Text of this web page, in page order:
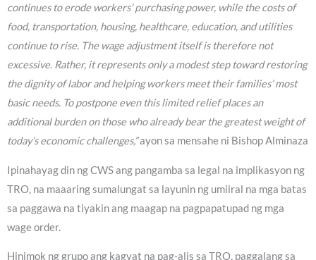
continues to erode workers’ purchasing power, while the costs of
food, transportation, housing, healthcare, education, and utilities
continue to rise. The wage adjustment itself is therefore not
excessive. Rather, it represents only a modest step toward restoring
the dignity of labor and helping workers meet their families’ most
basic needs. To postpone even this limited relief places an
additional burden on those who already bear the greatest weight of
today’s economic challenges,”ayon sa mensahe ni Bishop Alminaza
Ipinahayag din ng CWS ang pangamba sa legal na implikasyon ng
TRO, na maaaring sumalungat sa layunin ng umiiral na mga batas
sa paggawa na tiyakin ang maagap na pagpapatupad ng mga
wage order.
Hinimok ng grupo ang kagyat na pag-alis sa TRO, paggalang sa